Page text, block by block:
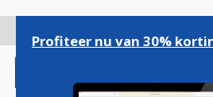
gaan
Profiteer nu van 30%